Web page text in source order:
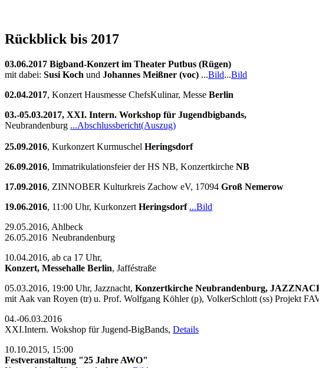
Rückblick bis 2017
03.06.2017 Bigband-Konzert im Theater Putbus (Rügen)
mit dabei: Susi Koch und Johannes Meißner (voc) ...Bild...Bild
02.04.2017, Konzert Hausmesse ChefsKulinar, Messe Berlin
03.-05.03.2017, XXI. Intern. Workshop für Jugendbigbands,
Neubrandenburg ...Abschlussbericht(Auszug)
25.09.2016, Kurkonzert Kurmuschel Heringsdorf
26.09.2016, Immatrikulationsfeier der HS NB, Konzertkirche NB
17.09.2016, ZINNOBER Kulturkreis Zachow eV, 17094 Groß Nemerow
19.06.2016, 11:00 Uhr, Kurkonzert Heringsdorf ...Bild
29.05.2016, Ahlbeck
26.05.2016 Neubrandenburg
10.04.2016, ab ca 17 Uhr,
Konzert, Messehalle Berlin, Jafféstraße
05.03.2016, 19:00 Uhr, Jazznacht, Konzertkirche Neubrandenburg,
mit Aak van Royen (tr) u. Prof. Wolfgang Köhler (p), VolkerSchlott (ss) Projekt
04.-06.03.2016
XXI.Intern. Wokshop für Jugend-BigBands, Details
10.10.2015, 15:00
Festveranstaltung "25 Jahre AWO"